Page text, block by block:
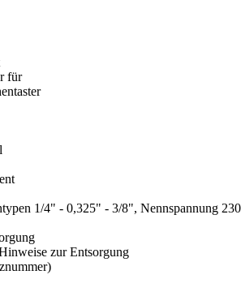
für
1/4" - 0,325" - 3/8", Nennspannung 230
zur Entsorgung